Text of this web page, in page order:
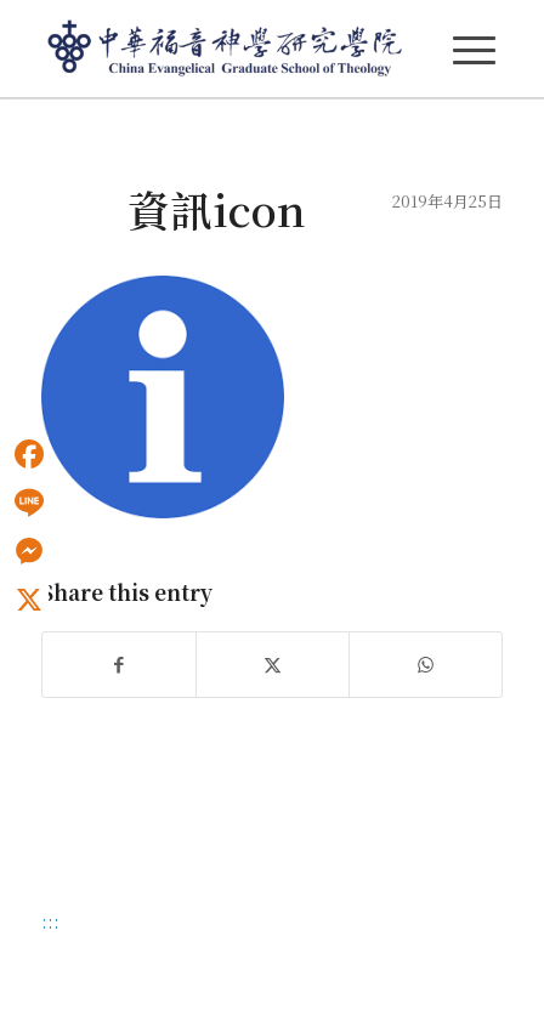
資訊icon 2019年4月25日
Share this entry
:::
Facebook
Line
Messenger